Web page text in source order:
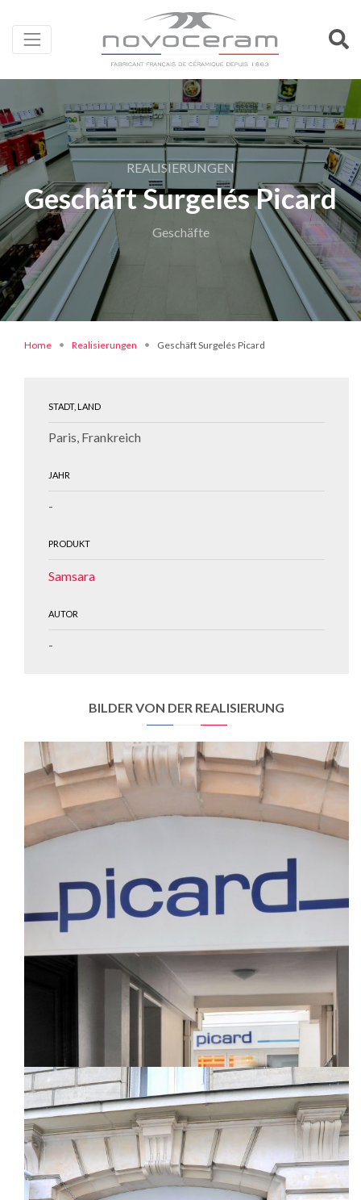
REALISIERUNGEN
Geschäft Surgelés Picard
Geschäfte
Home Realisierungen Geschäft Surgelés Picard
STADT, LAND
Paris, Frankreich
JAHR
-
PRODUKT
Samsara
AUTOR
-
BILDER VON DER REALISIERUNG